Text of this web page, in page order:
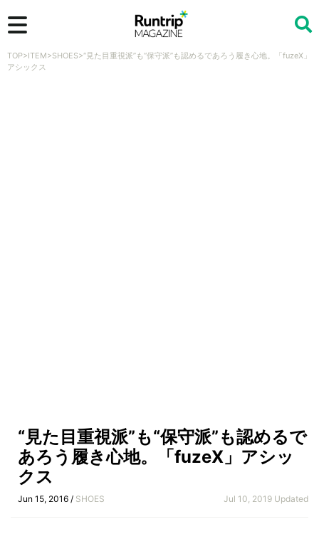
TOP>ITEM>SHOES>“見た目重視派”も“保守派”も認めるであろう履き心地。「fuzeX」
アシックス
“見た目重視派”も“保守派”も認めるで
あろう履き心地。「fuzeX」アシッ
クス
Jun 15, 2016 / SHOES Jul 10, 2019 Updated